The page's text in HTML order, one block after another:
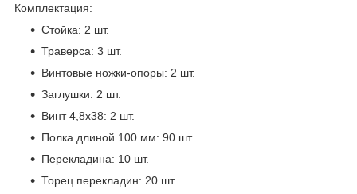
Комплектация:
Стойка: 2 шт.
Траверса: 3 шт.
Винтовые ножки-опоры: 2 шт.
Заглушки: 2 шт.
Винт 4,8x38: 2 шт.
Полка длиной 100 мм: 90 шт.
Перекладина: 10 шт.
Торец перекладин: 20 шт.